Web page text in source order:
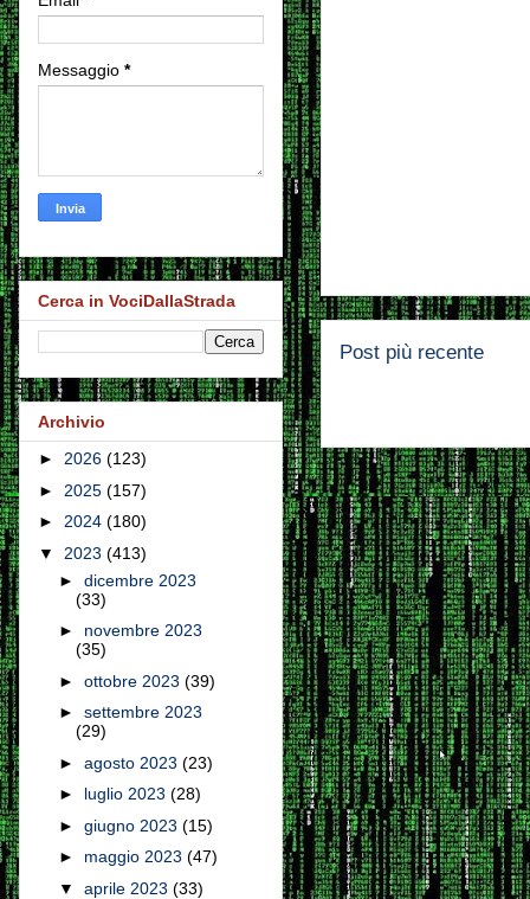
Post più recente
Messaggio *
Cerca in VociDallaStrada
Archivio
► 2026 (123)
► 2025 (157)
► 2024 (180)
▼ 2023 (413)
► dicembre 2023
(33)
► novembre 2023
(35)
► ottobre 2023 (39)
► settembre 2023
(29)
► agosto 2023 (23)
► luglio 2023 (28)
► giugno 2023 (15)
► maggio 2023 (47)
▼ aprile 2023 (33)